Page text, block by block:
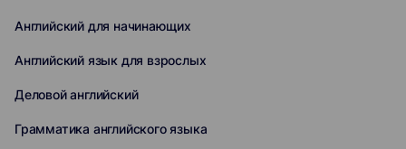
Английский для начинающих
Английский язык для взрослых
Деловой английский
Грамматика английского языка